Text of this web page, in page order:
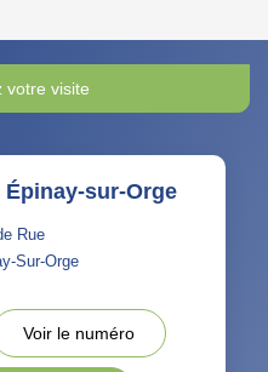
votre visite
sur-Orge
Rue
Sur-Orge
Voir le numéro